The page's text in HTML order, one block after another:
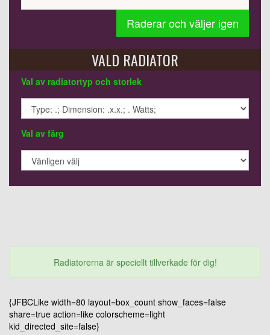
Raderar och väljer igen
VALD RADIATOR
Val av radiatortyp och storlek
Val av färg
Radiatorerna är speciellt tillverkade för dig!
{JFBCLike width=80 layout=box_count show_faces=false
share=true action=like colorscheme=light
kid_directed_site=false}